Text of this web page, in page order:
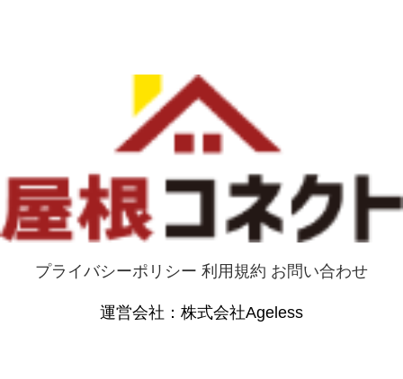
プライバシーポリシー 利用規約 お問い合わせ
運営会社：株式会社Ageless